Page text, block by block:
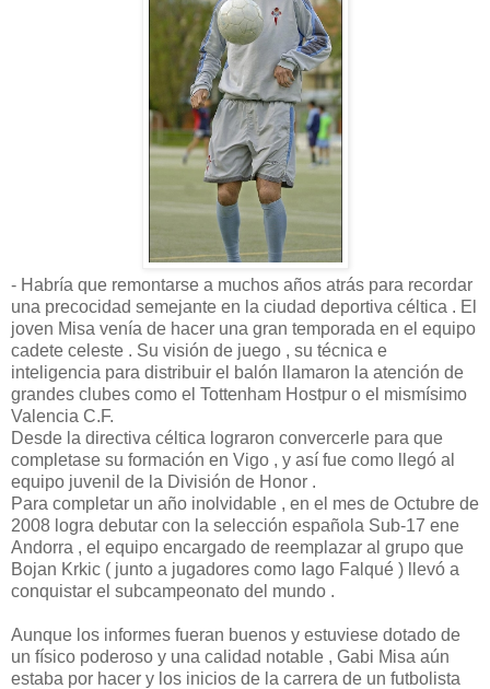
- Habría que remontarse a muchos años atrás para recordar
una precocidad semejante en la ciudad deportiva céltica . El
joven Misa venía de hacer una gran temporada en el equipo
cadete celeste . Su visión de juego , su técnica e
inteligencia para distribuir el balón llamaron la atención de
grandes clubes como el Tottenham Hostpur o el mismísimo
Valencia C.F.
Desde la directiva céltica lograron convercerle para que
completase su formación en Vigo , y así fue como llegó al
equipo juvenil de la División de Honor .
Para completar un año inolvidable , en el mes de Octubre de
2008 logra debutar con la selección española Sub-17 ene
Andorra , el equipo encargado de reemplazar al grupo que
Bojan Krkic ( junto a jugadores como Iago Falqué ) llevó a
conquistar el subcampeonato del mundo .
Aunque los informes fueran buenos y estuviese dotado de
un físico poderoso y una calidad notable , Gabi Misa aún
estaba por hacer y los inicios de la carrera de un futbolista